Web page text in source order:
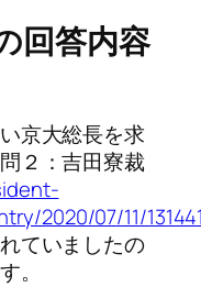
回答内容
京大総長を求
２：吉田寮裁
2020/07/11/
ていましたの
。